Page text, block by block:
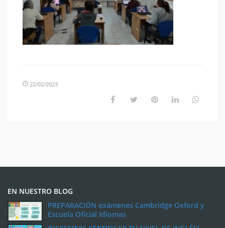
22/02/2023
EN NUESTRO BLOG
PREPARACIÓN exámenes Cambridge Oxford y
Escuela Oficial Idiomas